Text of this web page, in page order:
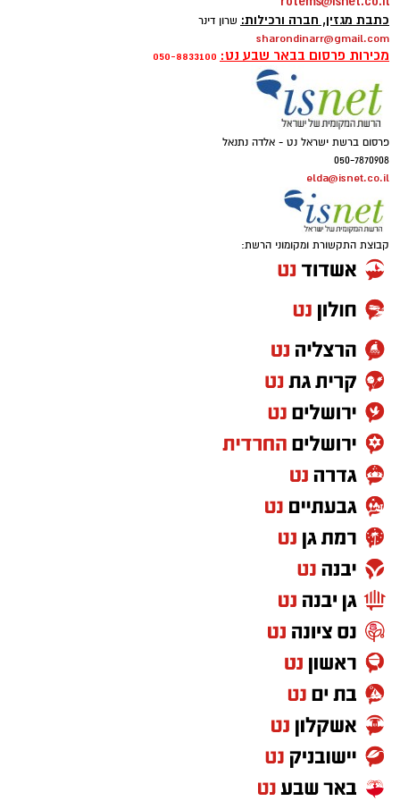
כתבת מגזין, חברה ורכילות: שרון דינר
sharondinarr@gmail.com
מכירות פרסום בבאר שבע נט: 050-8833100
פרסום ברשת ישראל נט - אלדה נתנאל
050-7870908
elda@isnet.co.il
קבוצת התקשורת ומקומוני הרשת: